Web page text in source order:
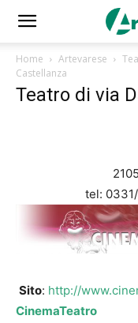
Home Artevarese
Castellanza
Teatro di via
tel:
Sito: http://
CinemaTeatro